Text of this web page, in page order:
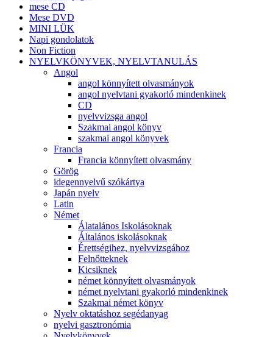
mese CD
Mese DVD
MINI LÜK
Napi gondolatok
Non Fiction
NYELVKÖNYVEK, NYELVTANULÁS
Angol
angol könnyített olvasmányok
angol nyelvtani gyakorló mindenkinek
CD
nyelvvizsga angol
Szakmai angol könyv
szakmai angol könyvek
Francia
Francia könnyített olvasmány
Görög
idegennyelvű szókártya
Japán nyelv
Latin
Német
Álatalános Iskolásoknak
Általános iskolásoknak
Érettségihez, nyelvvizsgához
Felnőtteknek
Kicsiknek
német könnyített olvasmányok
német nyelvtani gyakorló mindenkinek
Szakmai német könyv
Nyelv oktatáshoz segédanyag
nyelvi gasztronómia